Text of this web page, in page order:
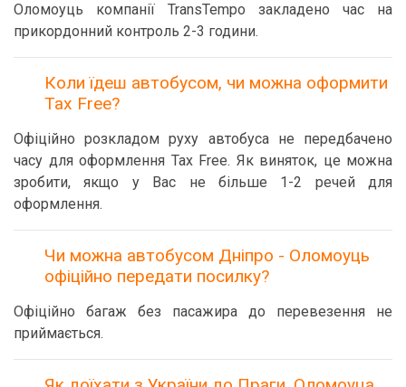
Оломоуць компанії TransTempo закладено час на
прикордонний контроль 2-3 години.
Коли їдеш автобусом, чи можна оформити
Tax Free?
Офіційно розкладом руху автобуса не передбачено
часу для оформлення Tax Free. Як виняток, це можна
зробити, якщо у Вас не більше 1-2 речей для
оформлення.
Чи можна автобусом Дніпро - Оломоуць
офіційно передати посилку?
Офіційно багаж без пасажира до перевезення не
приймається.